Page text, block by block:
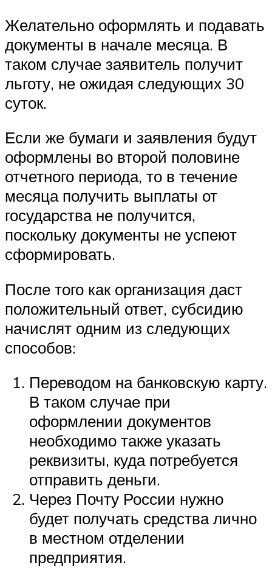
Желательно оформлять и подавать
документы в начале месяца. В
таком случае заявитель получит
льготу, не ожидая следующих 30
суток.
Если же бумаги и заявления будут
оформлены во второй половине
отчетного периода, то в течение
месяца получить выплаты от
государства не получится,
поскольку документы не успеют
сформировать.
После того как организация даст
положительный ответ, субсидию
начислят одним из следующих
способов:
Переводом на банковскую карту.
В таком случае при
оформлении документов
необходимо также указать
реквизиты, куда потребуется
отправить деньги.
Через Почту России нужно
будет получать средства лично
в местном отделении
предприятия.